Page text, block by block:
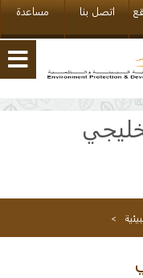
مساعدة اتصل بنا
>